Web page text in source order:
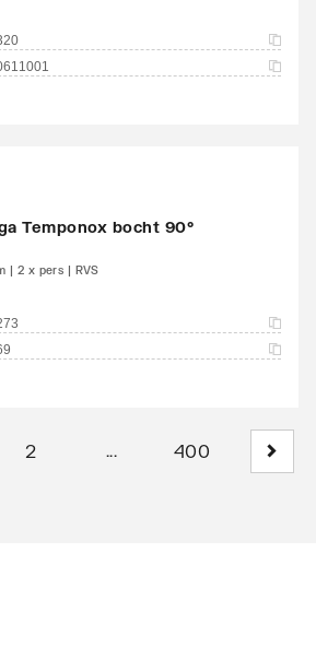
Temponox bocht 90°
| 2 x pers | RVS
2 ... 400